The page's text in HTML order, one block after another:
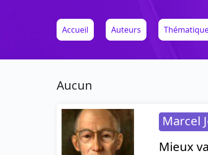
Accueil Auteurs
Aucun
Marcel
Mieux